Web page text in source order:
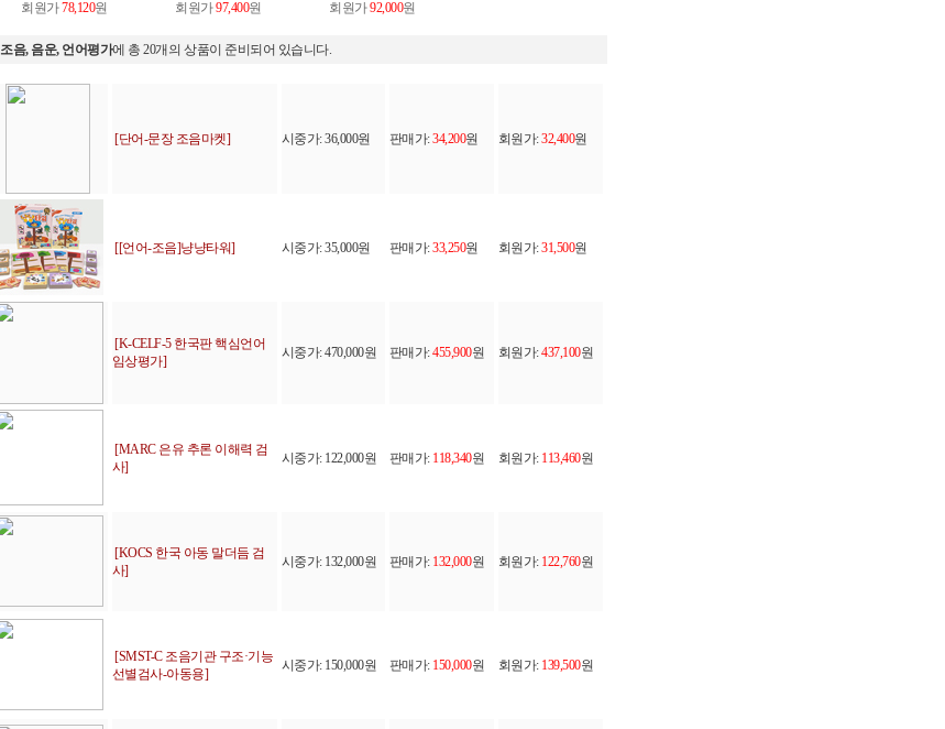
회원가78,120원
회원가97,400원
회원가92,000원
조음, 음운, 언어평가에 총 20개의 상품이 준비되어 있습니다.
[단어-문장 조음마켓] 시중가: 36,000원 판매가:34,200원 회원가:32,400원
[[언어-조음]냥냥타워] 시중가: 35,000원 판매가:33,250원 회원가:31,500원
[K-CELF-5 한국판 핵심언어
임상평가]
시중가: 470,000원 판매가:455,900원 회원가:437,100원
[MARC 은유 추론 이해력 검
사]
시중가: 122,000원 판매가: 118,340원 회원가: 113,460원
[KOCS 한국 아동 말더듬 검
사]
시중가: 132,000원 판매가: 132,000원 회원가: 122,760원
[SMST-C 조음기관 구조·기능
선별검사-아동용]
시중가: 150,000원 판매가: 150,000원 회원가: 139,500원